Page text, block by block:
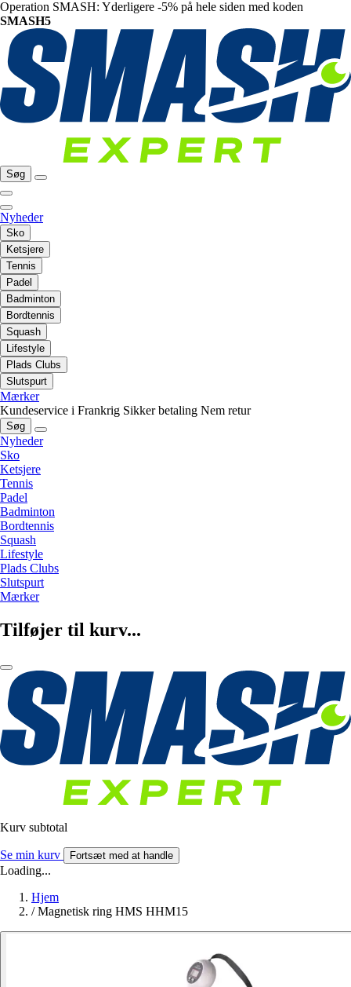
Operation SMASH: Yderligere -5% på hele siden med koden
SMASH5
Søg
Nyheder
Sko
Ketsjere
Tennis
Padel
Badminton
Bordtennis
Squash
Lifestyle
Plads Clubs
Slutspurt
Mærker
Kundeservice i Frankrig Sikker betaling Nem retur
Søg
Nyheder
Sko
Ketsjere
Tennis
Padel
Badminton
Bordtennis
Squash
Lifestyle
Plads Clubs
Slutspurt
Mærker
Tilføjer til kurv...
Kurv subtotal
Se min kurv Fortsæt med at handle
Loading...
Hjem
/ Magnetisk ring HMS HHM15